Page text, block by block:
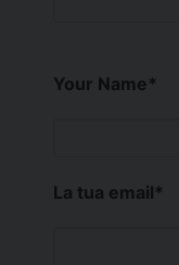
Your Name*
La tua email*